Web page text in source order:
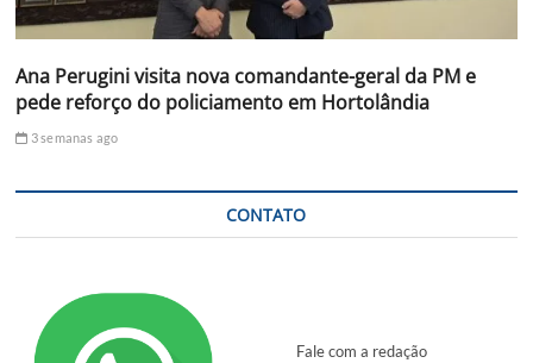
Ana Perugini visita nova comandante-geral da PM e
pede reforço do policiamento em Hortolândia
3 semanas ago
CONTATO
Fale com a redação